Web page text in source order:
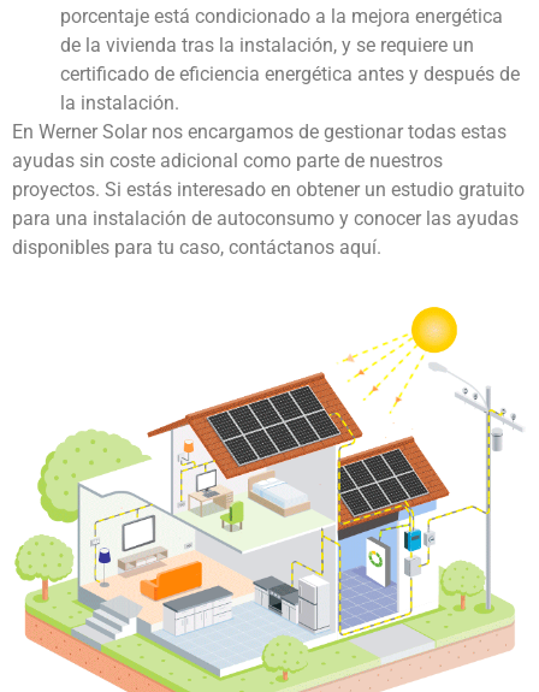
porcentaje está condicionado a la mejora energética
de la vivienda tras la instalación, y se requiere un
certificado de eficiencia energética antes y después de
la instalación.
En Werner Solar nos encargamos de gestionar todas estas
ayudas sin coste adicional como parte de nuestros
proyectos. Si estás interesado en obtener un estudio gratuito
para una instalación de autoconsumo y conocer las ayudas
disponibles para tu caso, contáctanos aquí.